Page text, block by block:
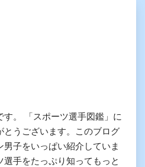
す。 「スポーツ選手図鑑」に
とうございます。このブログ
子をいっぱい紹介していま
手をたっぷり知ってもっと